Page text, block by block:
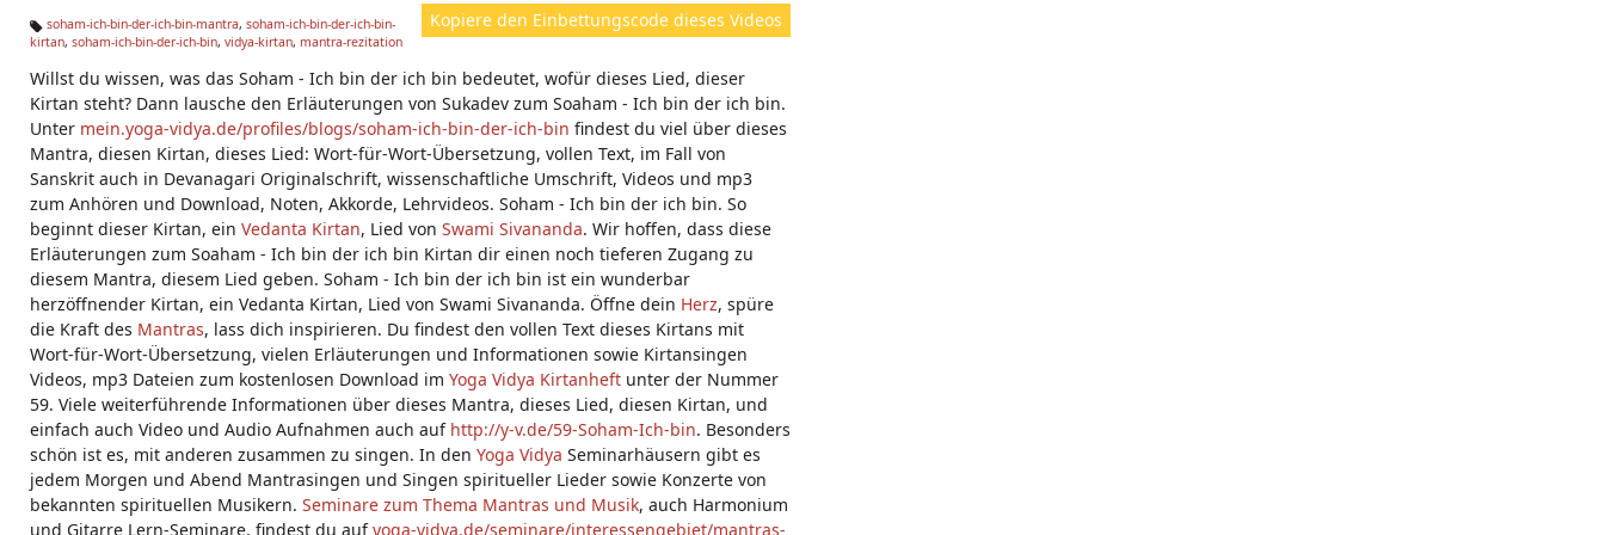
ht
e
Kopiere den Einbettungscode dieses Videos
Ta
s:
soham-ich-bin-der-ich-bin-mantra, soham-ich-bin-der-ich-bin-
kirtan, soham-ich-bin-der-ich-bin, vidya-kirtan, mantra-rezitation
Willst du wissen, was das Soham - Ich bin der ich bin bedeutet, wofür dieses Lied, dieser
Kirtan steht? Dann lausche den Erläuterungen von Sukadev zum Soaham - Ich bin der ich bin.
Unter mein.yoga-vidya.de/profiles/blogs/soham-ich-bin-der-ich-bin findest du viel über dieses
Mantra, diesen Kirtan, dieses Lied: Wort-für-Wort-Übersetzung, vollen Text, im Fall von
Sanskrit auch in Devanagari Originalschrift, wissenschaftliche Umschrift, Videos und mp3
zum Anhören und Download, Noten, Akkorde, Lehrvideos. Soham - Ich bin der ich bin. So
beginnt dieser Kirtan, ein Vedanta Kirtan, Lied von Swami Sivananda. Wir hoffen, dass diese
Erläuterungen zum Soaham - Ich bin der ich bin Kirtan dir einen noch tieferen Zugang zu
diesem Mantra, diesem Lied geben. Soham - Ich bin der ich bin ist ein wunderbar
herzöffnender Kirtan, ein Vedanta Kirtan, Lied von Swami Sivananda. Öffne dein Herz, spüre
die Kraft des Mantras, lass dich inspirieren. Du findest den vollen Text dieses Kirtans mit
Wort-für-Wort-Übersetzung, vielen Erläuterungen und Informationen sowie Kirtansingen
Videos, mp3 Dateien zum kostenlosen Download im Yoga Vidya Kirtanheft unter der Nummer
59. Viele weiterführende Informationen über dieses Mantra, dieses Lied, diesen Kirtan, und
einfach auch Video und Audio Aufnahmen auch auf http://y-v.de/59-Soham-Ich-bin. Besonders
schön ist es, mit anderen zusammen zu singen. In den Yoga Vidya Seminarhäusern gibt es
jedem Morgen und Abend Mantrasingen und Singen spiritueller Lieder sowie Konzerte von
bekannten spirituellen Musikern. Seminare zum Thema Mantras und Musik, auch Harmonium
und Gitarre Lern-Seminare, findest du aufyoga-vidya.de/seminare/interessengebiet/mantras-